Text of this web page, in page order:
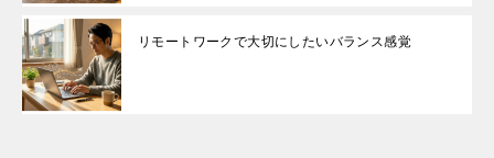
リモートワークで大切にしたいバランス感覚